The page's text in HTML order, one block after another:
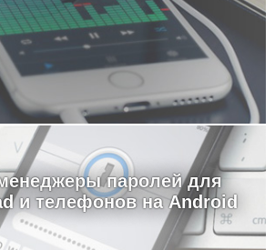
паролей для
и телефонов на Android